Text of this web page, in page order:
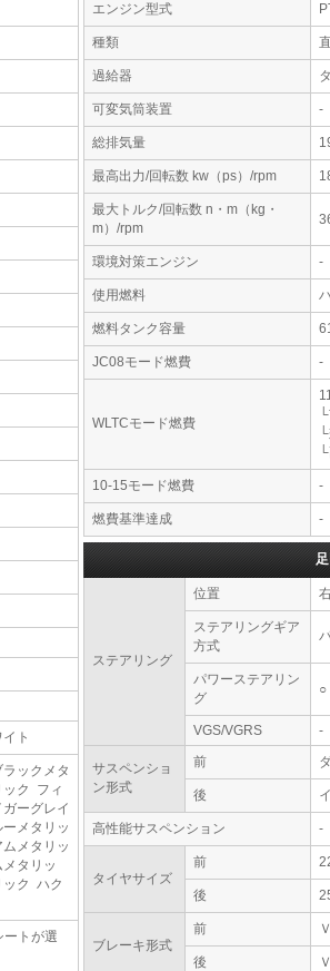
ト
ックメタ
ック フィ
ーグレイ
メタリッ
メタリッ
タリッ
ック ハク
トが選
エンジン型式
種類
過給器
可変気筒装置 -
総排気量
最高出力/回転数 kw（ps）/rpm
最大トルク/回転数 n・m（kg・
m）/rpm
環境対策エンジン -
使用燃料
燃料タンク容量
JC08モード燃費 -
WLTCモード燃費
10-15モード燃費 -
燃費基準達成 -
ステアリング
位置
ステアリングギア
方式
パワーステアリン
グ
○
VGS/VGRS -
サスペンショ
ン形式
前
後
高性能サスペンション -
タイヤサイズ
前
後
ブレーキ形式
前
後